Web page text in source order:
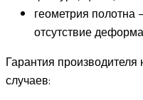
геометрия полотна
отсутствие
Гарантия
случаев: